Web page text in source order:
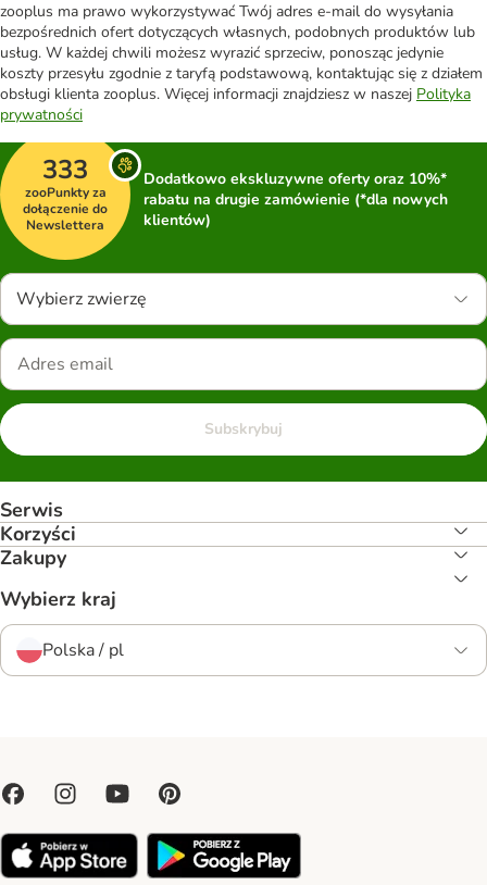
zooplus ma prawo wykorzystywać Twój adres e-mail do wysyłania
bezpośrednich ofert dotyczących własnych, podobnych produktów lub
usług. W każdej chwili możesz wyrazić sprzeciw, ponosząc jedynie
koszty przesyłu zgodnie z taryfą podstawową, kontaktując się z działem
obsługi klienta zooplus. Więcej informacji znajdziesz w naszej Polityka
prywatności
333
zooPunkty za
dołączenie do
Newslettera
Dodatkowo ekskluzywne oferty oraz 10%*
rabatu na drugie zamówienie (*dla nowych
klientów)
Wybierz zwierzę
Subskrybuj
Serwis
Korzyści
Zakupy
Wybierz kraj
Polska / pl